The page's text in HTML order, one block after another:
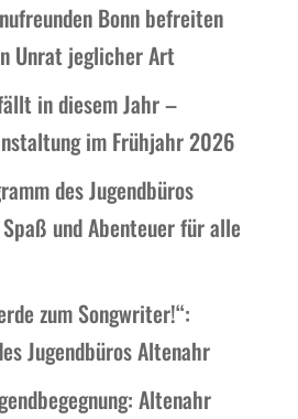
Bonn befreiten
Unrat jeglicher Art
in diesem Jahr –
im Frühjahr 2026
des Jugendbüros
und Abenteuer für alle
zum Songwriter!“:
Jugendbüros Altenahr
Altenahr